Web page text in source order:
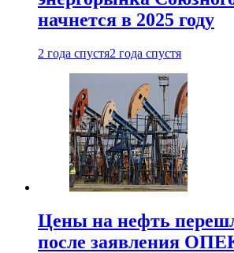
начнется в 2025 году
2 года спустя2 года спустя
Цены на нефть
после заявления